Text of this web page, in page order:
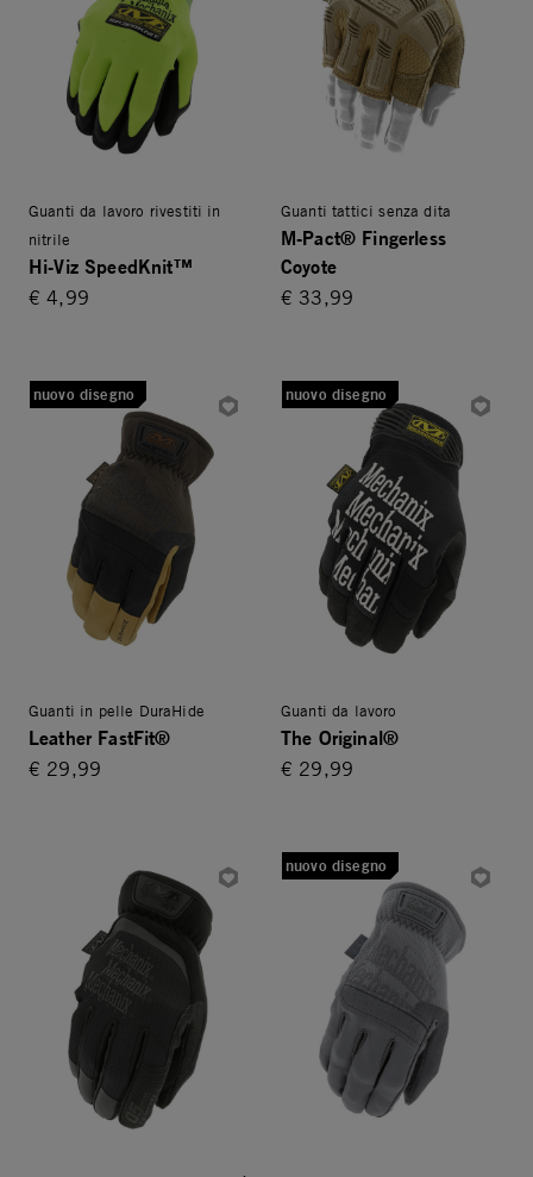
Guanti da lavoro rivestiti in
nitrile
Hi-Viz SpeedKnit™
€ 4,99
Guanti tattici senza dita
M-Pact® Fingerless
Coyote
€ 33,99
nuovo disegno
Guanti in pelle DuraHide
Leather FastFit®
€ 29,99
nuovo disegno
Guanti da lavoro
The Original®
€ 29,99
nuovo disegno